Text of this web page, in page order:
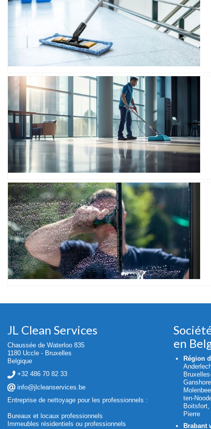
JL Clean Services
Chaussée de Waterloo 835
1180 Uccle - Bruxelles
Belgique
+32 486 70 82 33
info@jlcleanservices.be
Entreprise de nettoyage pour les professionnels :
Bureaux et locaux professionnels
Immeubles résidentiels ou professionnels
en
Région
ten-
Pierre
Brabant